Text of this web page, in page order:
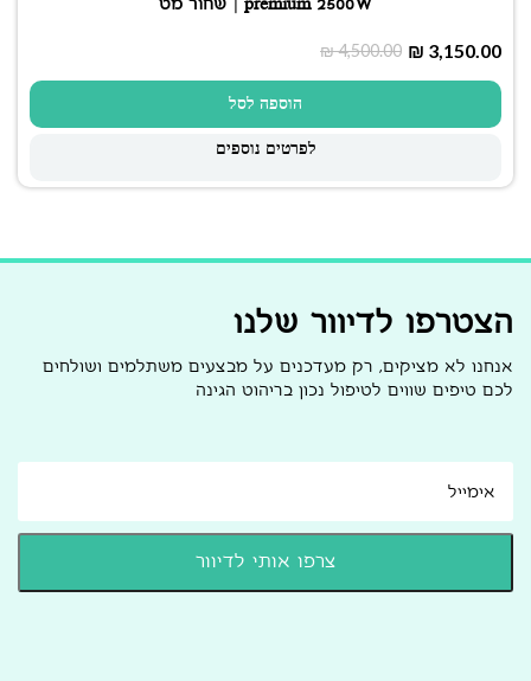
₪4,500.00 ₪ 3,150.00
הוספה לסל
לפרטים נוספים
הצטרפו לדיוור שלנו
אנחנו לא מציקים, רק מעדכנים על מבצעים משתלמים ושולחים
לכם טיפים שווים לטיפול נכון בריהוט הגינה